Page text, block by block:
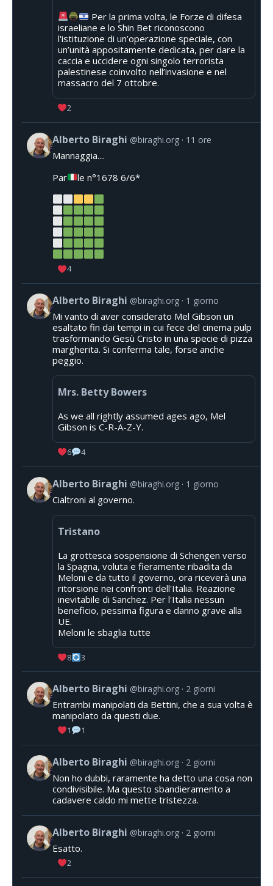
Per la prima volta, le Forze di difesa
israeliane e lo Shin Bet riconoscono
l'istituzione di un’operazione speciale, con
un’unità appositamente dedicata, per dare la
caccia e uccidere ogni singolo terrorista
palestinese coinvolto nell’invasione e nel
massacro del 7 ottobre.
2
Alberto Biraghi @biraghi.org 11 ore
Mannaggia....
Par
le n°1678 6/6*
4
Alberto Biraghi @biraghi.org 1 giorno
Mi vanto di aver considerato Mel Gibson un
esaltato fin dai tempi in cui fece del cinema pulp
trasformando Gesù Cristo in una specie di pizza
margherita. Si conferma tale, forse anche
peggio.
Mrs. Betty Bowers
As we all rightly assumed ages ago, Mel
Gibson is C-R-A-Z-Y.
6 4
Alberto Biraghi @biraghi.org 1 giorno
Cialtroni al governo.
Tristano
La grottesca sospensione di Schengen verso
la Spagna, voluta e fieramente ribadita da
Meloni e da tutto il governo, ora riceverà una
ritorsione nei confronti dell'Italia. Reazione
inevitabile di Sanchez. Per l'Italia nessun
beneficio, pessima figura e danno grave alla
UE.
Meloni le sbaglia tutte
8 3
Alberto Biraghi @biraghi.org 2 giorni
Entrambi manipolati da Bettini, che a sua volta è
manipolato da questi due.
1 1
Alberto Biraghi @biraghi.org 2 giorni
Non ho dubbi, raramente ha detto una cosa non
condivisibile. Ma questo sbandieramento a
cadavere caldo mi mette tristezza.
Alberto Biraghi @biraghi.org 2 giorni
Esatto.
2